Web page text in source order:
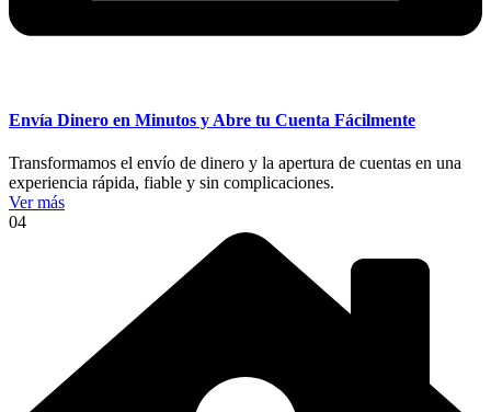
Envía Dinero en Minutos y Abre tu Cuenta Fácilmente
Transformamos el envío de dinero y la apertura de cuentas en una
experiencia rápida, fiable y sin complicaciones.
Ver más
04